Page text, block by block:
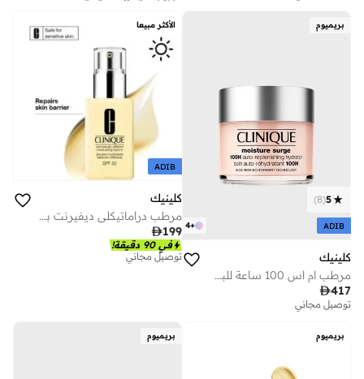
تم بيع أكثر من 10 مؤخرا
بريميوم
+
4
5
(
8
)
ADIB
كلينيك
مرطب ام اس 100 ساعة للبشرة - 125 مل
417
توصيل مجاني
الأكثر مبيعا
ADIB
كلينيك
مرطب دراماتيكلي ديفيرنت بعامل حماية 75 مل
199
في 90 دقيقة!
توصيل مجاني
بريميوم بريميوم